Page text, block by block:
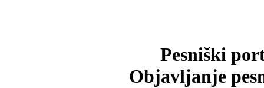
Pesniški
Objavljanje